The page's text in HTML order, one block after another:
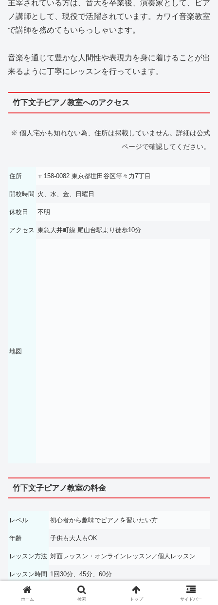
主宰されている方は、音大を卒業後、演奏家として、ピア
ノ講師として、現役で活躍されています。カワイ音楽教室
で講師を務めてもいらっしゃいます。
音楽を通じて豊かな人間性や表現力を身に着けることが出
来るように丁寧にレッスンを行っています。
竹下文子ピアノ教室へのアクセス
※ 個人宅かも知れない為、住所は掲載していません。詳細は公式
ページで確認してください。
住所 〒158-0082 東京都世田谷区等々力7丁目
開校時間 火、水、金、日曜日
休校日 不明
アクセス 東急大井町線 尾山台駅より徒歩10分
地図
竹下文子ピアノ教室の料金
レベル 初心者から趣味でピアノを習いたい方
年齢 子供も大人もOK
レッスン方法 対面レッスン・オンラインレッスン／個人レッスン
レッスン時間 1回30分、45分、60分
体験レッスン 1回30分：1,000円
ホーム 検索 トップ サイドバー